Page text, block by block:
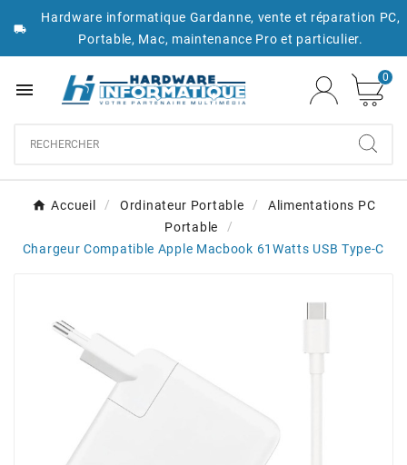

Hardware informatique Gardanne, vente et réparation PC,
Portable, Mac, maintenance Pro et particulier.

0
Accueil Ordinateur Portable
Alimentations PC
Portable
Chargeur Compatible Apple Macbook 61Watts USB Type-C